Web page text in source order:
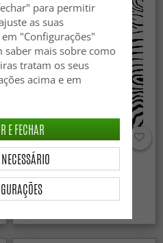
Tapete Wilton - Zebra
(preto/branco)
para permitir
as suas
"Configurações"
saber mais sobre como
tratam os seus
acima e em
E FECHAR